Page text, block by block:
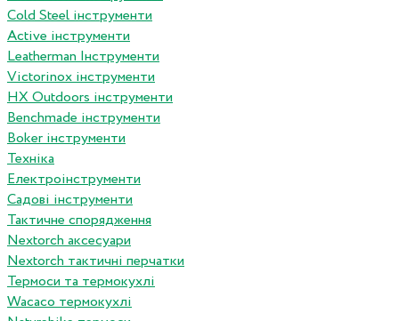
Сold Steel інструменти
Active інструменти
Leatherman Інструменти
Victorinox інструменти
HX Outdoors інструменти
Benchmade інструменти
Boker інструменти
Техніка
Електроінструменти
Садові інструменти
Тактичне спорядження
Nextorch аксесуари
Nextorch тактичні перчатки
Термоси та термокухлі
Wacaco термокухлі